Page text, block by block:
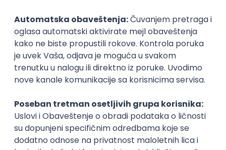
SQL Node.js PostgreSQL REST TypeScript
Agile
Express
Intermediate
Full Stack Developer (React + Node.js)
Zoftify — Travel Software Development
Rad od kuće
PostgreSQL Agile Figma Intermediate
Posao Čačak, PostgreSQL(1 oglas)
Poslovi iz drugih gradova.